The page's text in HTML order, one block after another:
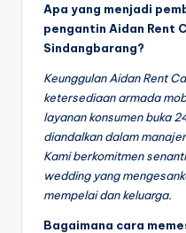
Apa yang menjadi
pengantin Aidan Rent
Sindangbarang?
Keunggulan Aidan Rent
ketersediaan armada
layanan konsumen buka
diandalkan dalam
Kami berkomitmen
wedding yang
mempelai dan keluarga.
Bagaimana cara